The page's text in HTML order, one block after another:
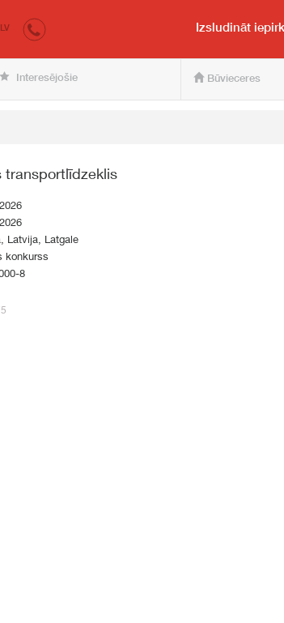
pircējam un
LV Izsludināt
Interesējošie Būvieceres
transportlīdzeklis
Latvija, Latgale
konkurss
8